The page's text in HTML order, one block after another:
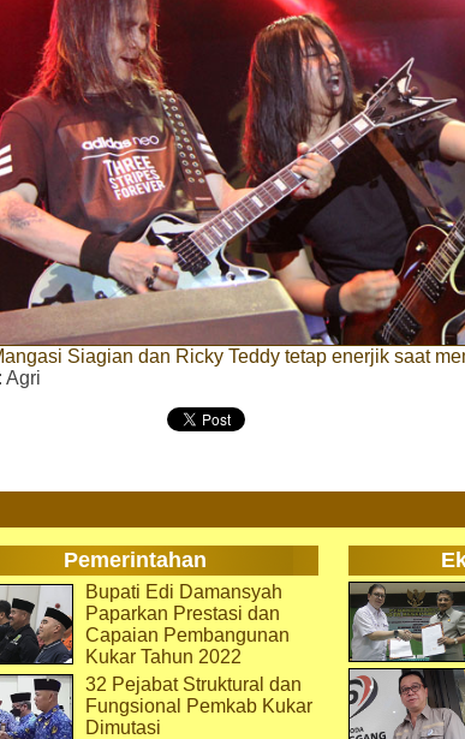
Siagian dan Ricky Teddy tetap enerjik saat
: Agri
Pemerintahan
Bupati Edi Damansyah
Paparkan Prestasi dan
Capaian Pembangunan
Kukar Tahun 2022
32 Pejabat Struktural dan
Fungsional Pemkab Kukar
Dimutasi